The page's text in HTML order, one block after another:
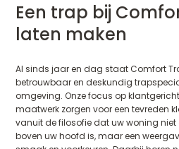
Een trap bij
laten maken
Al sinds jaar en dag staat Comfort
betrouwbaar en deskundig
omgeving. Onze focus op
maatwerk zorgen voor een tevreden
vanuit de filosofie dat uw woning
boven uw hoofd is, maar een